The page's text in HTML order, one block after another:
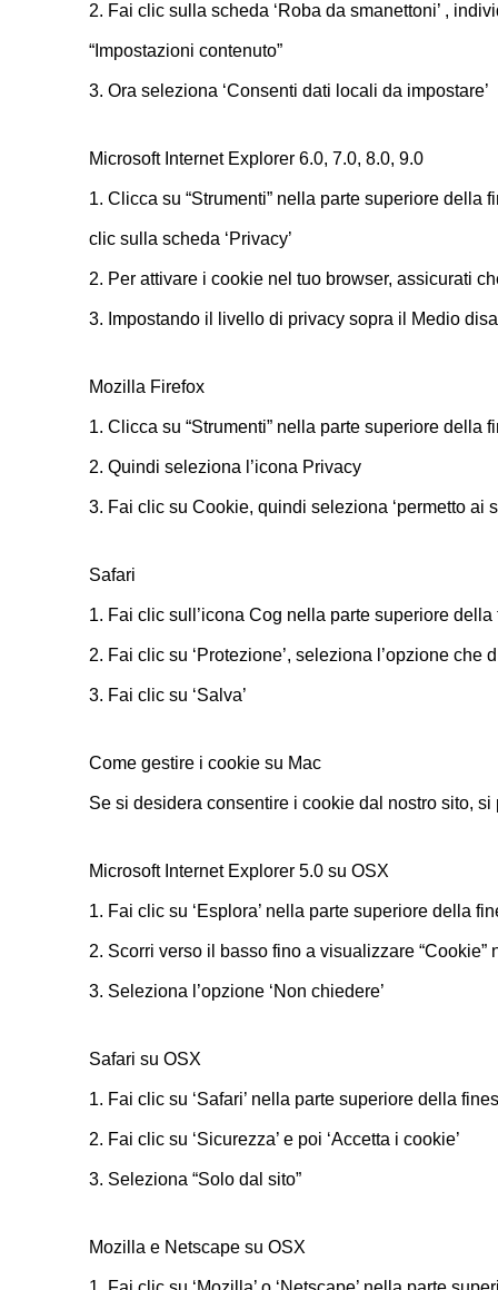
2. Fai clic sulla scheda ‘Roba da smanettoni’ ,
“Impostazioni contenuto”
3. Ora seleziona ‘Consenti dati locali da impostare’
Microsoft Internet Explorer 6.0, 7.0, 8.0, 9.0
1. Clicca su “Strumenti” nella parte superiore della
clic sulla scheda ‘Privacy’
2. Per attivare i cookie nel tuo browser, assicurati
3. Impostando il livello di privacy sopra il Medio
Mozilla Firefox
1. Clicca su “Strumenti” nella parte superiore della
2. Quindi seleziona l’icona Privacy
3. Fai clic su Cookie, quindi seleziona ‘permetto ai
Safari
1. Fai clic sull’icona Cog nella parte superiore
2. Fai clic su ‘Protezione’, seleziona l’opzione che
3. Fai clic su ‘Salva’
Come gestire i cookie su Mac
Se si desidera consentire i cookie dal nostro sito,
Microsoft Internet Explorer 5.0 su OSX
1. Fai clic su ‘Esplora’ nella parte superiore della
2. Scorri verso il basso fino a visualizzare
3. Seleziona l’opzione ‘Non chiedere’
Safari su OSX
1. Fai clic su ‘Safari’ nella parte superiore della
2. Fai clic su ‘Sicurezza’ e poi ‘Accetta i cookie’
3. Seleziona “Solo dal sito”
Mozilla e Netscape su OSX